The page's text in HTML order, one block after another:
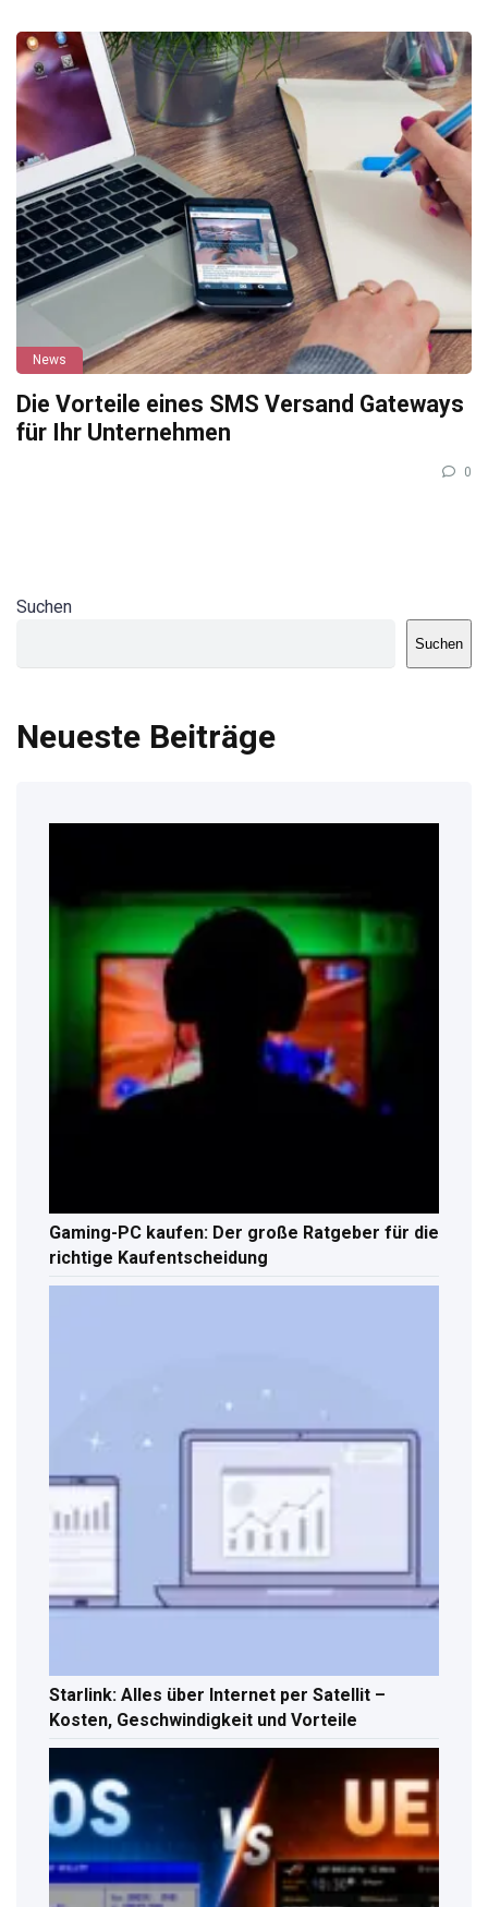
News
Die Vorteile eines SMS Versand Gateways
für Ihr Unternehmen
0
Suchen
Suchen
Neueste Beiträge
Gaming-PC kaufen: Der große Ratgeber für die
richtige Kaufentscheidung
Starlink: Alles über Internet per Satellit –
Kosten, Geschwindigkeit und Vorteile